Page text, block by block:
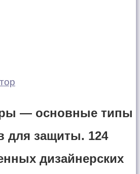
— основные типы
для защиты. 124
дизайнерских